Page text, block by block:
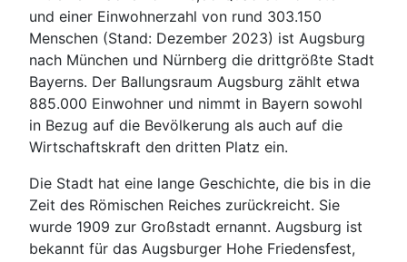
und einer Einwohnerzahl von rund 303.150
Menschen (Stand: Dezember 2023) ist Augsburg
nach München und Nürnberg die drittgrößte Stadt
Bayerns. Der Ballungsraum Augsburg zählt etwa
885.000 Einwohner und nimmt in Bayern sowohl
in Bezug auf die Bevölkerung als auch auf die
Wirtschaftskraft den dritten Platz ein.
Die Stadt hat eine lange Geschichte, die bis in die
Zeit des Römischen Reiches zurückreicht. Sie
wurde 1909 zur Großstadt ernannt. Augsburg ist
bekannt für das Augsburger Hohe Friedensfest,